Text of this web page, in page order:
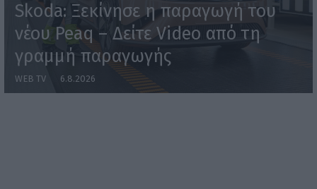
Skoda: Ξεκίνησε η παραγωγή του
νέου Peaq – Δείτε Video από τη
γραμμή παραγωγής
WEB TV 6.8.2026